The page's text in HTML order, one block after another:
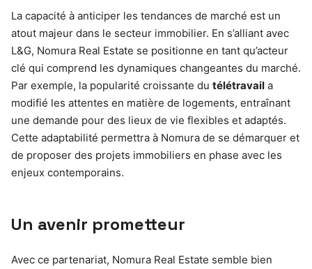
La capacité à anticiper les tendances de marché est un
atout majeur dans le secteur immobilier. En s’alliant avec
L&G, Nomura Real Estate se positionne en tant qu’acteur
clé qui comprend les dynamiques changeantes du marché.
Par exemple, la popularité croissante du télétravail a
modifié les attentes en matière de logements, entraînant
une demande pour des lieux de vie flexibles et adaptés.
Cette adaptabilité permettra à Nomura de se démarquer et
de proposer des projets immobiliers en phase avec les
enjeux contemporains.
Un avenir prometteur
Avec ce partenariat, Nomura Real Estate semble bien